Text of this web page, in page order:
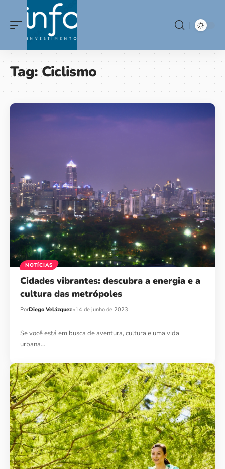
Tag:Ciclismo
NOTÍCIAS
Cidades vibrantes: descubra a energia e a
cultura das metrópoles
PorDiego Velázquez 14 de junho de 2023
Se você está em busca de aventura, cultura e uma vida
urbana…